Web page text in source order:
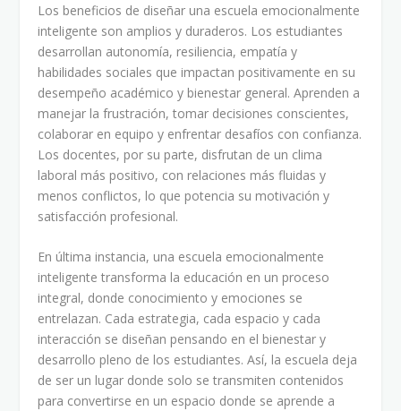
Los beneficios de diseñar una escuela emocionalmente
inteligente son amplios y duraderos. Los estudiantes
desarrollan autonomía, resiliencia, empatía y
habilidades sociales que impactan positivamente en su
desempeño académico y bienestar general. Aprenden a
manejar la frustración, tomar decisiones conscientes,
colaborar en equipo y enfrentar desafíos con confianza.
Los docentes, por su parte, disfrutan de un clima
laboral más positivo, con relaciones más fluidas y
menos conflictos, lo que potencia su motivación y
satisfacción profesional.
En última instancia, una escuela emocionalmente
inteligente transforma la educación en un proceso
integral, donde conocimiento y emociones se
entrelazan. Cada estrategia, cada espacio y cada
interacción se diseñan pensando en el bienestar y
desarrollo pleno de los estudiantes. Así, la escuela deja
de ser un lugar donde solo se transmiten contenidos
para convertirse en un espacio donde se aprende a